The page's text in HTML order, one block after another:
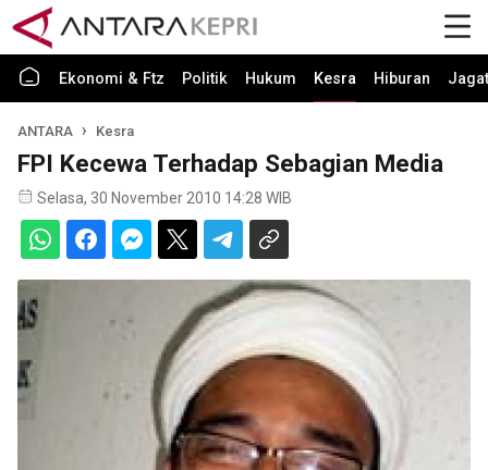
Ekonomi & Ftz Politik Hukum Kesra Hiburan Jagat
ANTARA Kesra
FPI Kecewa Terhadap Sebagian Media
Selasa, 30 November 2010 14:28 WIB